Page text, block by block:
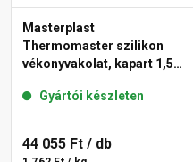
Masterplast
Thermomaster szilikon
vékonyvakolat, kapart 1,5
Gyártói készleten
44 055 Ft / db